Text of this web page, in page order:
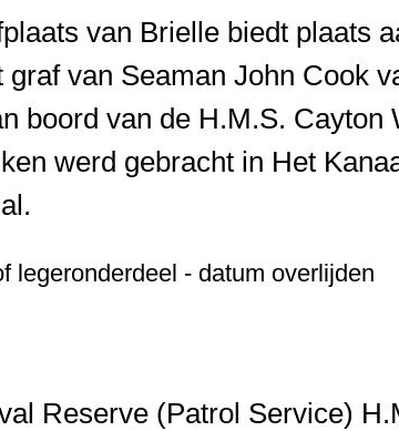
van Brielle biedt plaats
van Seaman John Cook
boord van de H.M.S. Cayton
werd gebracht in Het
legeronderdeel - datum overlijden
Reserve (Patrol Service)